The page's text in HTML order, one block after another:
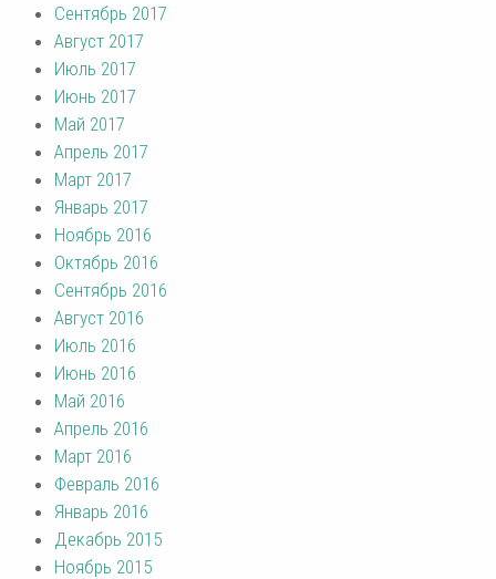
Сентябрь 2017
Август 2017
Июль 2017
Июнь 2017
Май 2017
Апрель 2017
Март 2017
Январь 2017
Ноябрь 2016
Октябрь 2016
Сентябрь 2016
Август 2016
Июль 2016
Июнь 2016
Май 2016
Апрель 2016
Март 2016
Февраль 2016
Январь 2016
Декабрь 2015
Ноябрь 2015